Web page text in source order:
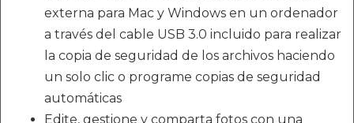
externa para Mac y Windows en un ordenador
a través del cable USB 3.0 incluido para realizar
la copia de seguridad de los archivos haciendo
un solo clic o programe copias de seguridad
automáticas
Edite, gestione y comparta fotos con una